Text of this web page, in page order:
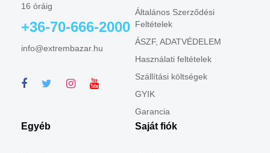
16 óráig
+36-70-666-2000
info@extrembazar.hu
Általános Szerződési
Feltételek
ÁSZF, ADATVÉDELEM
Használati feltételek
Szállítási költségek
GYIK
Garancia
Egyéb Saját fiók